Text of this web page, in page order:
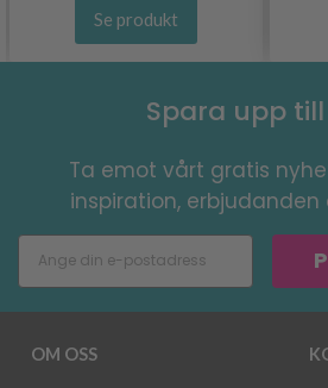
Se produkt
Spara upp till
Ta emot vårt gratis
inspiration,
OM OSS